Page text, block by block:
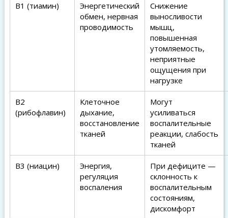
B1 (тиамин)
Энергетический
обмен, нервная
проводимость
Снижение
выносливости
мышц,
повышенная
утомляемость,
неприятные
ощущения при
нагрузке
B2
(рибофлавин)
Клеточное
дыхание,
восстановление
тканей
Могут
усиливаться
воспалительные
реакции, слабость
тканей
B3 (ниацин)
Энергия,
регуляция
воспаления
При дефиците —
склонность к
воспалительным
состояниям,
дискомфорт